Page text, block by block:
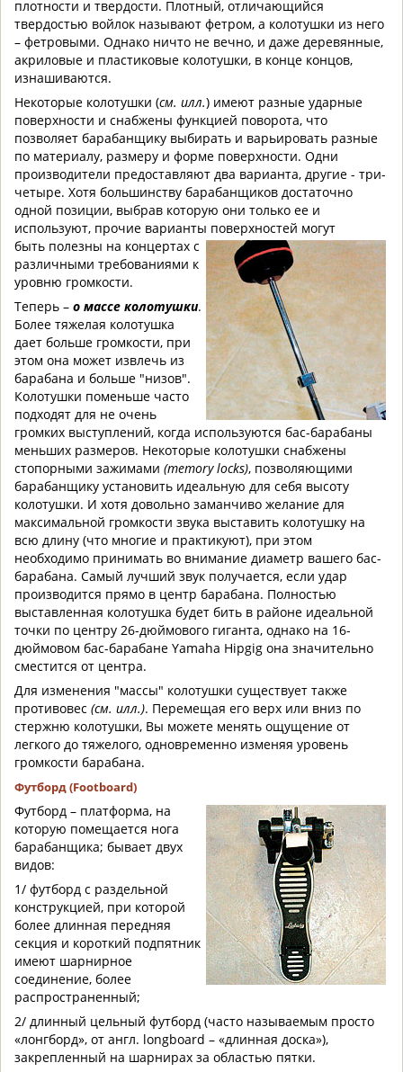
плотности и твердости. Плотный, отличающийся
твердостью войлок называют фетром, а колотушки из него
– фетровыми. Однако ничто не вечно, и даже деревянные,
акриловые и пластиковые колотушки, в конце концов,
изнашиваются.
Некоторые колотушки (см. илл.) имеют разные ударные
поверхности и снабжены функцией поворота, что
позволяет барабанщику выбирать и варьировать разные
по материалу, размеру и форме поверхности. Одни
производители предоставляют два варианта, другие - три-
четыре. Хотя большинству барабанщиков достаточно
одной позиции, выбрав которую они только ее и
используют, прочие варианты поверхностей могут
быть полезны на концертах с
различными требованиями к
уровню громкости.
Теперь – о массе колотушки.
Более тяжелая колотушка
дает больше громкости, при
этом она может извлечь из
барабана и больше "низов".
Колотушки поменьше часто
подходят для не очень
громких выступлений, когда используются бас-барабаны
меньших размеров. Некоторые колотушки снабжены
стопорными зажимами (memory locks), позволяющими
барабанщику установить идеальную для себя высоту
колотушки. И хотя довольно заманчиво желание для
максимальной громкости звука выставить колотушку на
всю длину (что многие и практикуют), при этом
необходимо принимать во внимание диаметр вашего бас-
барабана. Самый лучший звук получается, если удар
производится прямо в центр барабана. Полностью
выставленная колотушка будет бить в районе идеальной
точки по центру 26-дюймового гиганта, однако на 16-
дюймовом бас-барабане Yamaha Hipgig она значительно
сместится от центра.
Для изменения "массы" колотушки существует также
противовес (см. илл.). Перемещая его верх или вниз по
стержню колотушки, Вы можете менять ощущение от
легкого до тяжелого, одновременно изменяя уровень
громкости барабана.
Футборд (Footboard)
Футборд – платформа, на
которую помещается нога
барабанщика; бывает двух
видов:
1/ футборд с раздельной
конструкцией, при которой
более длинная передняя
секция и короткий подпятник
имеют шарнирное
соединение, более
распространенный;
2/ длинный цельный футборд (часто называемым просто
«лонгборд», от англ. longboard – «длинная доска»),
закрепленный на шарнирах за областью пятки.